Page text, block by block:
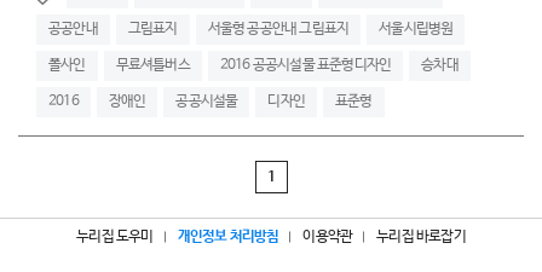
공공안내 그림표지 서울형 공공안내 그림표지 서울시립병원
폴사인 무료셔틀버스 2016 공공시설물 표준형디자인 승차대
2016 장애인 공공시설물 디자인 표준형
1
누리집 도우미 개인정보 처리방침 이용약관 누리집 바로잡기